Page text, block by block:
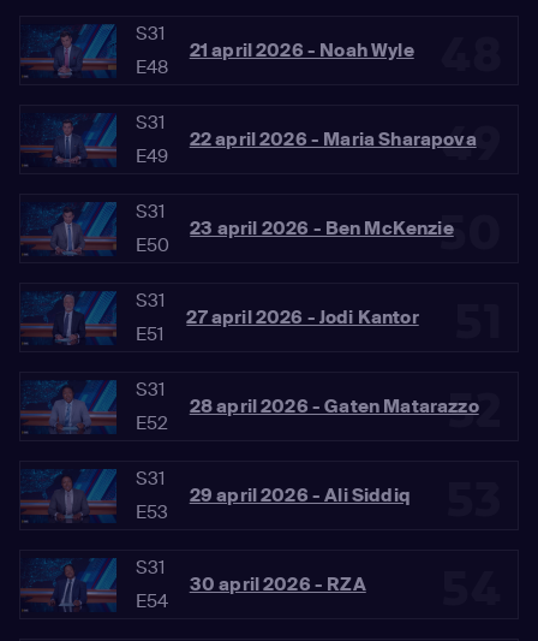
S31
E48
21 april 2026 - Noah Wyle
49
S31
E49
22 april 2026 - Maria Sharapova
50
S31
E50
23 april 2026 - Ben McKenzie
S31
E51
27 april 2026 - Jodi Kantor
52
S31
E52
28 april 2026 - Gaten Matarazzo
S31
E53
29 april 2026 - Ali Siddiq
S31
E54
30 april 2026 - RZA